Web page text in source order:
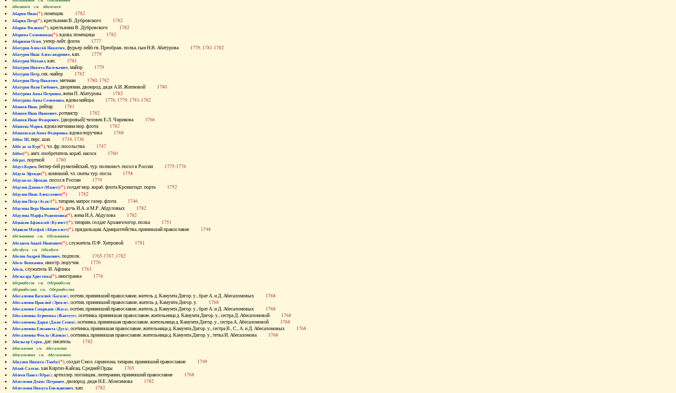
Абаляшев см. Аболешев
Абарин Иван(*), помещик 1782
Абарин Петр(*), крестьянин В. Дубровского 1782
Абарин Филипп(*), крестьянин В. Дубровского 1782
Абарина Соломонида(*), вдова, помещица 1782
Абаринов Осип, унтер-лейт. флота 1777
Абатуров Алексей Никитич, фурьер лейб-гв. Преображ. полка, сын Н.В. Абатурова 1779, 1781-1782
Абатуров Иван Александрович, кап. 1779
Абатуров Михаил, кап. 1781
Абатуров Никита Васильевич, майор 1779
Абатуров Петр, сек.-майор 1782
Абатуров Петр Никитич, мичман 1780, 1782
Абатуров Яков Глебович, дворянин, двоюрод. дядя А.И. Житновой 1780
Абатурова Анна Петровна, жена П. Абатурова 1782
Абатурова Анна Семеновна, вдова майора 1776, 1779, 1781-1782
Абашев Иван, рейтар 1781
Абашев Иван Иванович, ротмистр 1782
Абашев Иван Федорович, [дворовый] человек Е.Л. Чирикова 1766
Абашева Мария, вдова мичмана мор. флота 1782
Абашевская Анна Федоровна, вдова поручика 1768
Аббас III, перс. шах 1734, 1736
Аббе де ла Кур(*), чл. фр. посольства 1747
Аббот(*), англ. изобретатель кораб. насоса 1760
Абграт, портной 1780
Абдул Керим, беглер-бей румелийский, тур. полномоч. посол в России 1775-1776
Абдула Эфенди(*), конюший, чл. свиты тур. посла 1758
Абдуласах-Эфенди, посол в России 1779
Абдулов Даниил (Мамет)(*), солдат мор. кораб. флота Кронштадт. порта 1752
Абдулов Иван Алексеевич(*) 1782
Абдулов Петр (Асак)(*), татарин, матрос галер. флота 1746
Абдулова Вера Ивановна(*), дочь И.А. и М.Р. Абдуловых 1782
Абдулова Марфа Родионовна(*), жена И.А. Абдулова 1782
Абдыков Афанасий (Кулмет)(*), татарин, солдат Архангелогор. полка 1751
Абдяков Матфей (Абдяселет)(*), прядильщик Адмиралтейства, принявший православие 1748
Абезьянинов см. Обезьянинов
Абелдеев Авдей Иванович(*), служитель П.Ф. Хитровой 1781
Абелдуев см. Оболдуев
Абелов Андрей Иванович, подполк. 1765-1767, 1782
Абелс Вениамин, иностр. поручик 1770
Абель, служитель И. Афлика 1763
Абельгард Христина(*), иностранка 1776
Абернибесов см. Обернибесов
Абернибесова см. Обернибесова
Абесаломов Василий (Басиле), осетин, принявший православие, житель д. Камумта Дигор. у., брат А. и Д. Абесаломовых 1768
Абесаломов Ираклий (Эрекле), осетин, принявший православие, житель д. Камумта Дигор. у. 1768
Абесаломов Спиридон (Жага), осетин, принявший православие, житель д. Камумта Дигор. у., брат А. и Д. Абесаломовых 1768
Абесаломова Агрипина (Жантуте), осетинка, принявшая православие, жительница д. Камумта Дигор. у., сестра Д. Абесаломовой 1768
Абесаломова Дарья (Джан Семен), осетинка, принявшая православие, жительница д. Камумта Дигор. у., сестра А. Абесаломовой 1768
Абесаломова Елизавета (Дуга), осетинка, принявшая православие, жительница д. Камумта Дигор. у., сестра В., С., А. и Д. Абесаломовых 1768
Абесаломова Фекла (Жамкис), осетинка, принявшая православие, жительница д. Камумта Дигор. у., тетка И. Абесаломова 1768
Абильгор Серен, дат. писатель 1782
Абисаломов см. Абесаломов
Абисаломова см. Абесаломова
Абкузин Никита (Танба)(*), солдат Смол. гарнизона, татарин, принявший православие 1749
Аблай-Салтан, хан Киргиз-Кайсац. Средней Орды 1765
Аблеев Павел (Юрас), артиллер. погонщик, лютеранин, принявший православие 1768
Аблесимов Денис Петрович, двоюрод. дядя Н.Е. Аблесимова 1782
Аблесимов Никита Емельянович, кап. 1782